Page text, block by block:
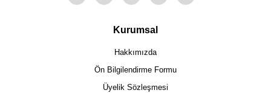
Kurumsal
Hakkımızda
Ön Bilgilendirme Formu
Üyelik Sözleşmesi